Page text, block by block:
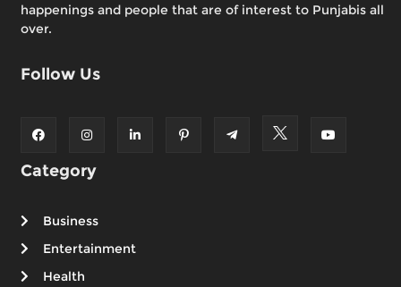
happenings and people that are of interest to Punjabis all
over.
Follow Us
Category
Business
Entertainment
Health